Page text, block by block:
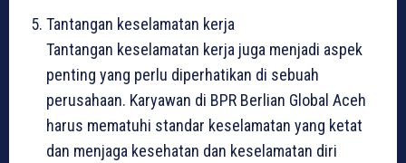
Tantangan keselamatan kerja
Tantangan keselamatan kerja juga menjadi aspek
penting yang perlu diperhatikan di sebuah
perusahaan. Karyawan di BPR Berlian Global Aceh
harus mematuhi standar keselamatan yang ketat
dan menjaga kesehatan dan keselamatan diri